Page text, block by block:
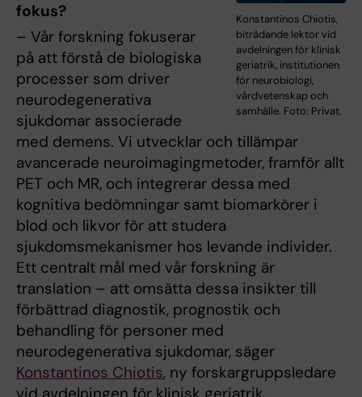
Konstantinos Chiotis,
biträdande lektor vid
avdelningen för klinisk
geriatrik, institutionen
för neurobiologi,
vårdvetenskap och
samhälle. Foto: Privat.
fokus?
– Vår forskning fokuserar
på att förstå de biologiska
processer som driver
neurodegenerativa
sjukdomar associerade
med demens. Vi utvecklar och tillämpar
avancerade neuroimagingmetoder, framför allt
PET och MR, och integrerar dessa med
kognitiva bedömningar samt biomarkörer i
blod och likvor för att studera
sjukdomsmekanismer hos levande individer.
Ett centralt mål med vår forskning är
translation – att omsätta dessa insikter till
förbättrad diagnostik, prognostik och
behandling för personer med
neurodegenerativa sjukdomar, säger
Konstantinos Chiotis, ny forskargruppsledare